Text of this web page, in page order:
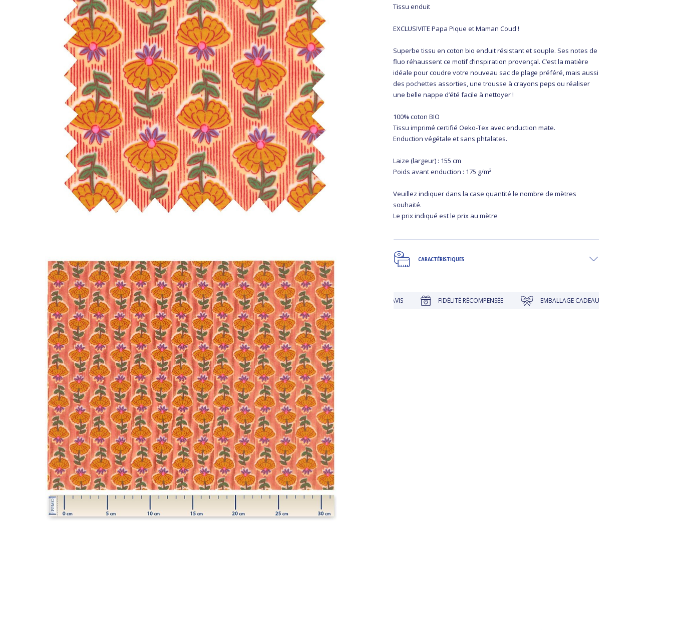
Tissu enduit
EXCLUSIVITE Papa Pique et Maman Coud !
Superbe tissu en coton bio enduit résistant et souple. Ses notes de
fluo réhaussent ce motif d’inspiration provençal. C’est la matière
idéale pour coudre votre nouveau sac de plage préféré, mais aussi
des pochettes assorties, une trousse à crayons peps ou réaliser
une belle nappe d’été facile à nettoyer !
100% coton BIO
Tissu imprimé certifié Oeko-Tex avec enduction mate.
Enduction végétale et sans phtalates.
Laize (largeur) : 155 cm
Poids avant enduction : 175 g/m²
Veuillez indiquer dans la case quantité le nombre de mètres
souhaité.
Le prix indiqué est le prix au mètre
CARACTÉRISTIQUES
LIVRAISON OFFERTE EN BOUTIQUE JUSQU'À 30 JOURS POUR CHANGER D'AVIS FIDÉLITÉ RÉCOMPENSÉE EMBALLAGE CADEAU À PRIX DOUX